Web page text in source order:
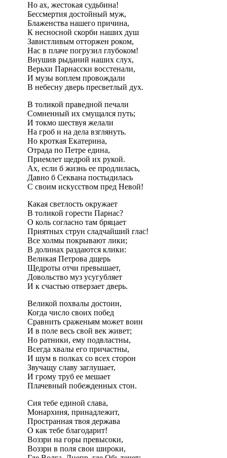
Но ах, жестокая судьбина!
Бессмертия достойный муж,
Блаженства нашего причина,
К несносной скорби наших душ
Завистливым отторжен роком,
Нас в плаче погрузил глубоком!
Внушив рыданий наших слух,
Верьхи Парнасски восстенали,
И музы воплем провождали
В небесну дверь пресветлый дух.
В толикой праведной печали
Сомненный их смущался путь;
И токмо шествуя желали
На гроб и на дела взглянуть.
Но кроткая Екатерина,
Отрада по Петре едина,
Приемлет щедрой их рукой.
Ах, если б жизнь ее продлилась,
Давно б Секвана постыдилась
С своим искусством пред Невой!
Какая светлость окружает
В толикой горести Парнас?
О коль согласно там бряцает
Приятных струн сладчайший глас!
Все холмы покрывают лики;
В долинах раздаются клики:
Великая Петрова дщерь
Щедроты отчи превышает,
Довольство муз усугубляет
И к счастью отверзает дверь.
Великой похвалы достоин,
Когда число своих побед
Сравнить сраженьям может воин
И в поле весь свой век живет;
Но ратники, ему подвластны,
Всегда хвалы его причастны,
И шум в полках со всех сторон
Звучащу славу заглушает,
И грому труб ее мешает
Плачевный побежденных стон.
Сия тебе единой слава,
Монархиня, принадлежит,
Пространная твоя держава
О как тебе благодарит!
Воззри на горы превысоки,
Воззри в поля свои широки,